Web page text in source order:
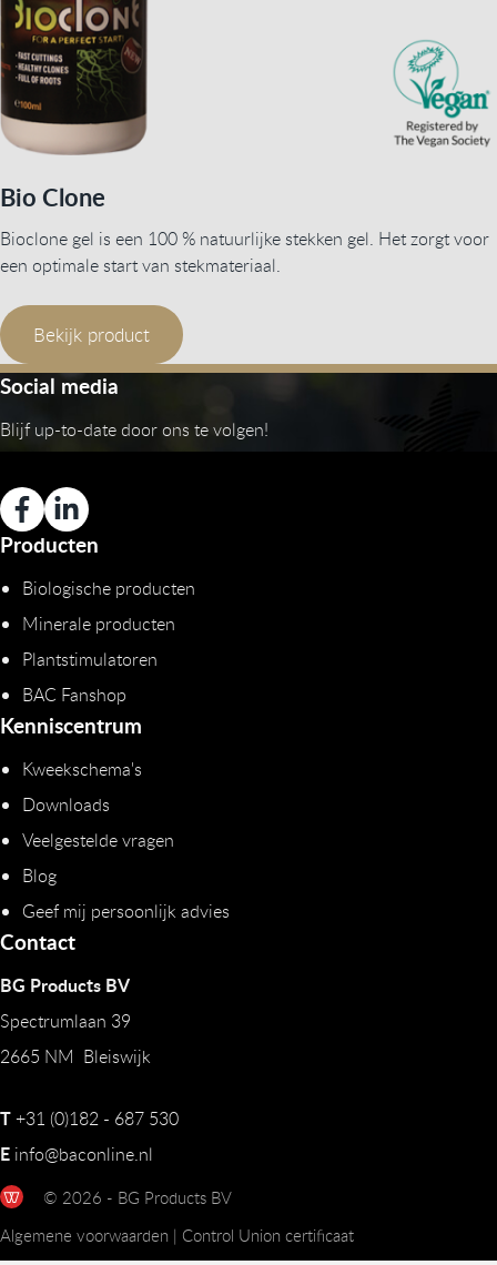
Bio Clone
Bioclone gel is een 100 % natuurlijke stekken gel. Het zorgt voor
een optimale start van stekmateriaal.
Bekijk product
Social media
Blijf up-to-date door ons te volgen!
Producten
Biologische producten
Minerale producten
Plantstimulatoren
BAC Fanshop
Kenniscentrum
Kweekschema's
Downloads
Veelgestelde vragen
Blog
Geef mij persoonlijk advies
Contact
BG Products BV
Spectrumlaan 39
2665 NM Bleiswijk
T+31 (0)182 - 687 530
E info@baconline.nl
© 2026 - BG Products BV
Algemene voorwaarden | Control Union certificaat